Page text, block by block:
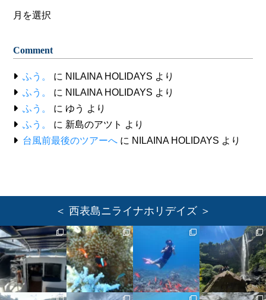
Archive
Comment
ふう。 に NILAINA HOLIDAYS より
ふう。
に NILAINA HOLIDAYS より
ふう。
に ゆう より
ふう。
に 新島のアツト より
台風前最後のツアーへ に NILAINA HOLIDAYS より
＜ 西表島ニライナホリデイズ ＞